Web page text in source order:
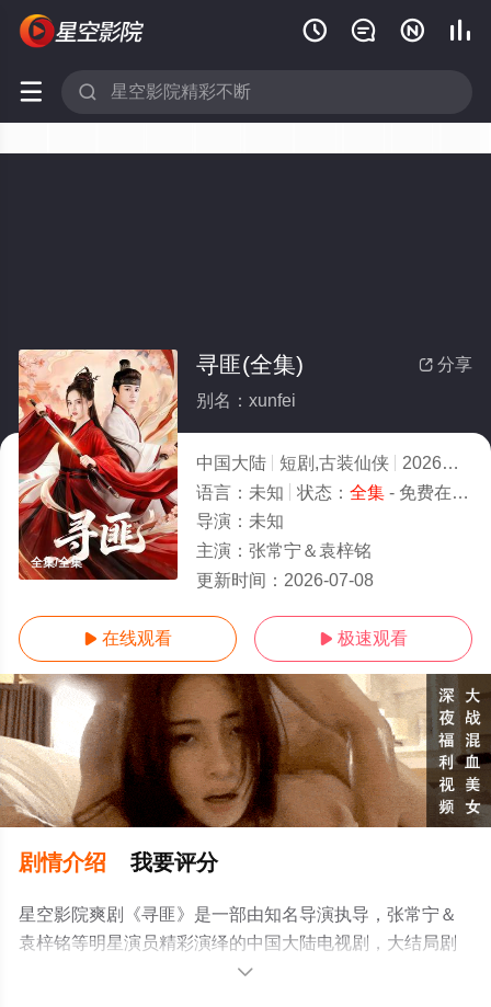
   
 
全集/全集
 分享
寻匪(全集)
别名：xunfei
中国大陆 短剧,古装仙侠 2026
5.0
语言： 未知 状态： 全集- 免费在线观看
导演： 未知
主演： 张常宁＆袁梓铭
更新时间： 2026-07-08
 在线观看  极速观看
剧情介绍 我要评分
星空影院爽剧《寻匪》是一部由知名导演执导，张常宁＆
袁梓铭等明星演员精彩演绎的中国大陆电视剧，大结局剧
情已揭晓（全集），手机免费观看高清无删减完整版电视
